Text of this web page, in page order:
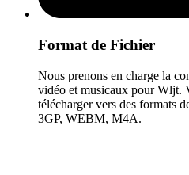
Format de Fichier
Nous prenons en charge la
vidéo et musicaux pour Wljt.
télécharger vers des formats
3GP, WEBM, M4A.